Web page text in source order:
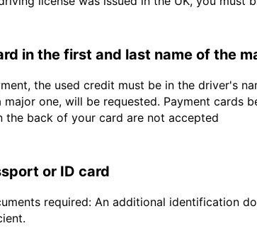
in the first and last name of the
the used credit must be in the driver's
major one, will be requested. Payment cards
the back of your card are not accepted
or ID card
required: An additional identification